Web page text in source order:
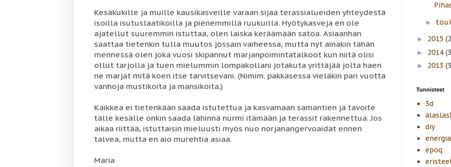
Kesäkukille ja muille kausikasveille varaan sijaa terassialueiden yhteydestä
isoilla isutuslaatikoilla ja pienemmillä ruukuilla. Hyötykasveja en ole
ajatellut suuremmin istuttaa, olen laiska keräämään satoa. Asiaanhan
saattaa tietenkin tulla muutos jossain vaiheessa, mutta nyt ainakin tähän
mennessä olen joka vuosi skipannut marjanpoimintatalkoot kun niitä olisi
ollut tarjolla ja tuen mielummin lompakollani jotakuta yrittäjää jolta haen
ne marjat mitä koen itse tarvitsevani. (Nimim. pakkasessa vieläkin pari vuotta
vanhoja mustikoita ja mansikoita.)
Kaikkea ei tietenkään saada istutettua ja kasvamaan samantien ja tavoite
tälle kesälle onkin saada lähinnä nurmi itämään ja terassit rakennettua. Jos
aikaa riittää, istuttaisin mieluusti myös nuo norjanangervoaidat ennen
talvea, mutta en aio murehtia asiaa.
Maria
►
► 2015
► 2014
► 2013
Tunnisteet
3d
diy
epoq